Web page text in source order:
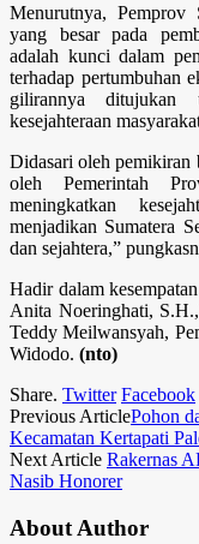
Menurutnya, Pemprov
yang besar pada
adalah kunci dalam
terhadap pertumbuhan
gilirannya ditujukan
kesejahteraan
Didasari oleh pemikiran
oleh Pemerintah
meningkatkan
menjadikan Sumatera
dan sejahtera,”
Hadir dalam
Anita Noeringhati,
Teddy Meilwansyah,
Widodo. (nto)
Share. Twitter Facebook
Previous ArticlePohon
Kecamatan Kertapati
Next Article Rakernas
Nasib Honorer
About Author